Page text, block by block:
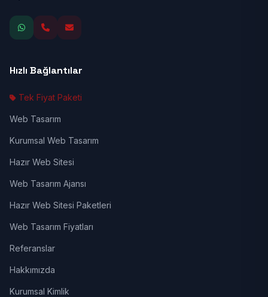
Hızlı Bağlantılar
Tek Fiyat Paketi
Web Tasarım
Kurumsal Web Tasarım
Hazır Web Sitesi
Web Tasarım Ajansı
Hazır Web Sitesi Paketleri
Web Tasarım Fiyatları
Referanslar
Hakkımızda
Kurumsal Kimlik